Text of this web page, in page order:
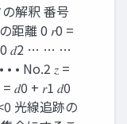
解釈 番号
距離 0 𝑟0 =
0 𝑑2 … … …
• • No.2 𝑧 =
𝑑0 + 𝑟1 𝑑0
光線追跡の